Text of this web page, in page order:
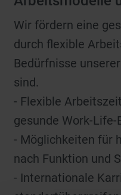
Wir fördern eine
durch flexible
Bedürfnisse
sind.
- Flexible
gesunde Work-
- Möglichkeiten für
nach Funktion und
- Internationale